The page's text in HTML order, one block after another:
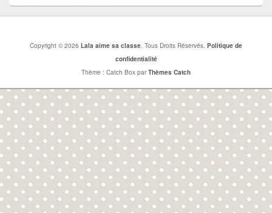
Copyright © 2026 Lala aime sa classe. Tous Droits Réservés. Politique de
confidentialité
Thème : Catch Box parThèmes Catch